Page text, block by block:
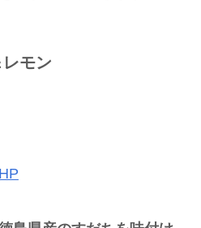
モン